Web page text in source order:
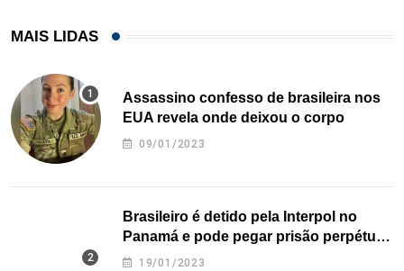
MAIS LIDAS
Assassino confesso de brasileira nos
EUA revela onde deixou o corpo
09/01/2023
Brasileiro é detido pela Interpol no
Panamá e pode pegar prisão perpétua
nos EUA
19/01/2023